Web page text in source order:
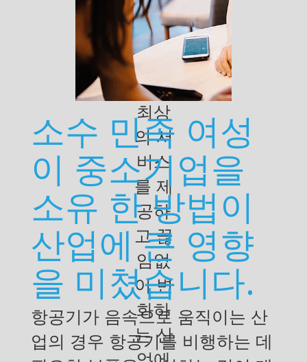
다양
한 고
객 기
반에
최상
의 서
비스
를 제
공하
고 끊
임없
이 변
화하
는 산
소수 민족 여성
이 중소기업을
소유 한 방법이
산업에 큰 영향
을 미쳤습니다.
항공기가 음속으로 움직이는 산
업의 경우 항공기를 비행하는 데